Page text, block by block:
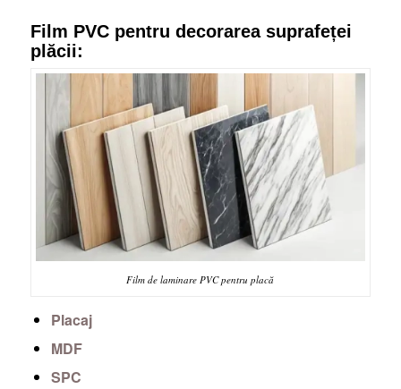
Film PVC pentru decorarea suprafeței
plăcii:
Film de laminare PVC pentru placă
Placaj
MDF
SPC